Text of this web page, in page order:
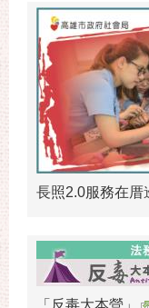
長照2.0服務在厝
「反毒大本營」